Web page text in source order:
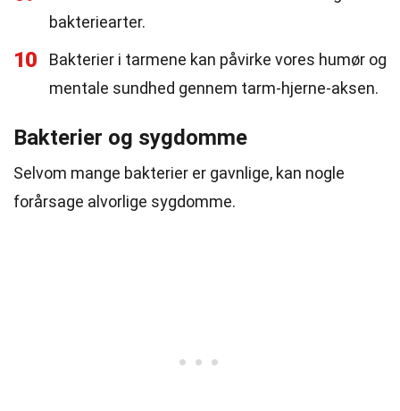
bakteriearter.
10
Bakterier i tarmene kan påvirke vores humør og
mentale sundhed gennem tarm-hjerne-aksen.
Bakterier og sygdomme
Selvom mange bakterier er gavnlige, kan nogle
forårsage alvorlige sygdomme.